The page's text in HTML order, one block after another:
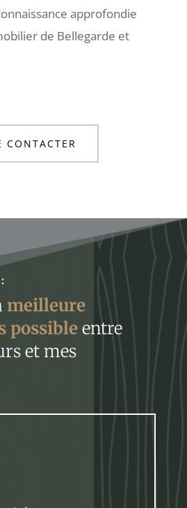
approfondie
de Bellegarde et
CONTACTER
meilleure
possibleentre
et mes